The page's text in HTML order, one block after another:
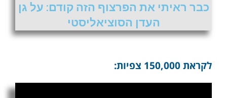
כבר ראיתי את הפרצוף הזה קודם: על גן
העדן הסוציאליסטי
לקראת 150,000 צפיות: